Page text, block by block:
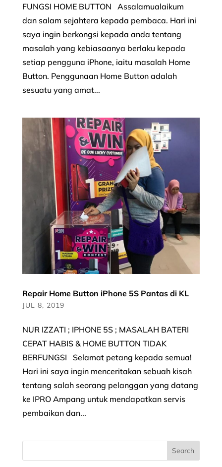
FUNGSI HOME BUTTON Assalamualaikum
dan salam sejahtera kepada pembaca. Hari ini
saya ingin berkongsi kepada anda tentang
masalah yang kebiasaanya berlaku kepada
setiap pengguna iPhone, iaitu masalah Home
Button. Penggunaan Home Button adalah
sesuatu yang amat...
Repair Home Button iPhone 5S Pantas di KL
JUL 8, 2019
NUR IZZATI ; IPHONE 5S ; MASALAH BATERI
CEPAT HABIS & HOME BUTTON TIDAK
BERFUNGSI Selamat petang kepada semua!
Hari ini saya ingin menceritakan sebuah kisah
tentang salah seorang pelanggan yang datang
ke IPRO Ampang untuk mendapatkan servis
pembaikan dan...